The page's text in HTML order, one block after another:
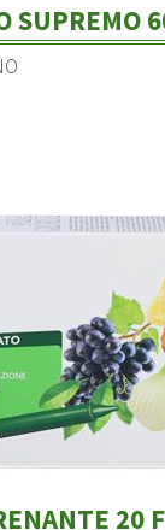
SUPREMO
20